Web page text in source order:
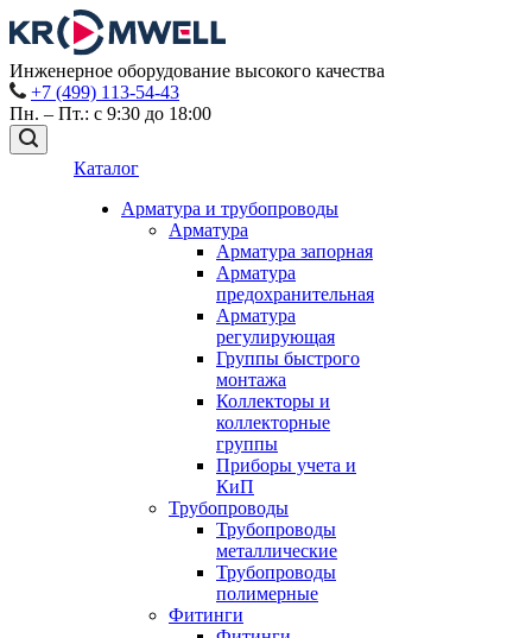
Инженерное оборудование высокого качества
+7 (499) 113-54-43
Пн. – Пт.: с 9:30 до 18:00
Каталог
Арматура и трубопроводы
Арматура
Арматура запорная
Арматура
предохранительная
Арматура
регулирующая
Группы быстрого
монтажа
Коллекторы и
коллекторные
группы
Приборы учета и
КиП
Трубопроводы
Трубопроводы
металлические
Трубопроводы
полимерные
Фитинги